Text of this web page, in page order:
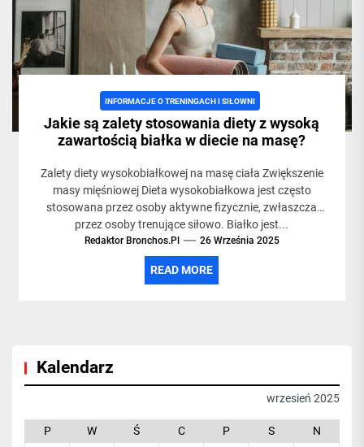
INFORMACJE O TRENINGACH I SIŁOWNI
Jakie są zalety stosowania diety z wysoką
zawartością białka w diecie na masę?
Zalety diety wysokobiałkowej na masę ciała Zwiększenie
masy mięśniowej Dieta wysokobiałkowa jest często
stosowana przez osoby aktywne fizycznie, zwłaszcza
przez osoby trenujące siłowo. Białko jest...
Redaktor Bronchos.pl 26 Września 2025
READ MORE
Kalendarz
wrzesień 2025
P W Ś C P S N